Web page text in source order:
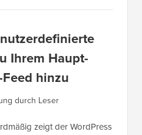
Ihrem Haupt-
Feed hinzu
durch Leser
zeigt der WordPress